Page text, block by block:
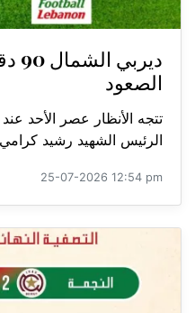
الصعود
تتجه الأنظار عصر الأحد
الرئيس الشهيد رشيد
25-07-2026 12:54 pm